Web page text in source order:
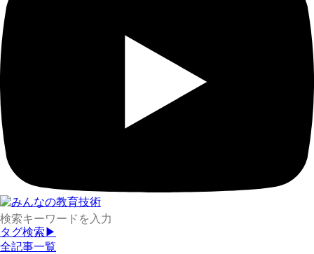
タグ検索▶
全記事一覧